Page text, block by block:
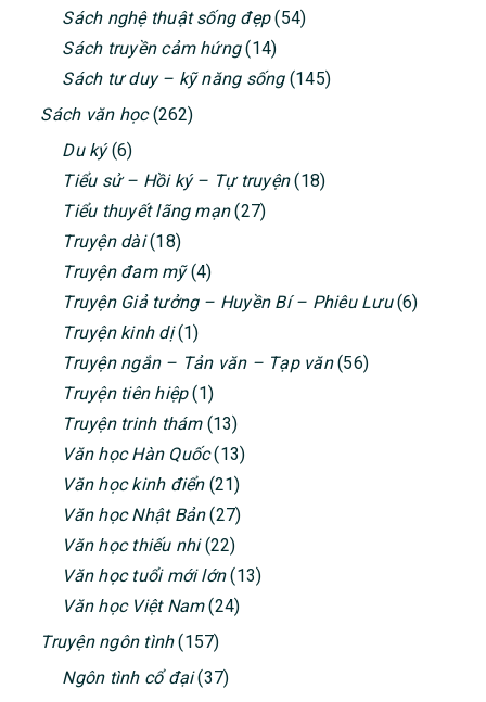
Sách nghệ thuật sống đẹp(54)
Sách truyền cảm hứng(14)
Sách tư duy – kỹ năng sống(145)
Sách văn học(262)
Du ký(6)
Tiểu sử – Hồi ký – Tự truyện(18)
Tiểu thuyết lãng mạn(27)
Truyện dài(18)
Truyện đam mỹ(4)
Truyện Giả tưởng – Huyền Bí – Phiêu Lưu(6)
Truyện kinh dị(1)
Truyện ngắn – Tản văn – Tạp văn(56)
Truyện tiên hiệp(1)
Truyện trinh thám(13)
Văn học Hàn Quốc(13)
Văn học kinh điển(21)
Văn học Nhật Bản(27)
Văn học thiếu nhi(22)
Văn học tuổi mới lớn(13)
Văn học Việt Nam(24)
Truyện ngôn tình(157)
Ngôn tình cổ đại(37)